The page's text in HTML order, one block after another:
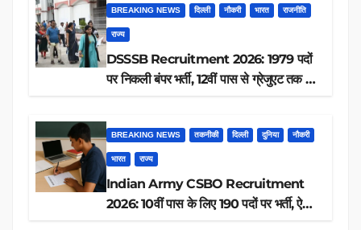
BREAKING NEWS दिल्ली नौकरी भारत राजनीति
राज्य
DSSSB Recruitment 2026: 1979 पदों
पर निकली बंपर भर्ती, 12वीं पास से ग्रेजुएट तक करें
BREAKING NEWS तकनीकी दिल्ली दुनिया नौकरी
भारत राज्य
Indian Army CSBO Recruitment
2026: 10वीं पास के लिए 190 पदों पर भर्ती, ऐसे